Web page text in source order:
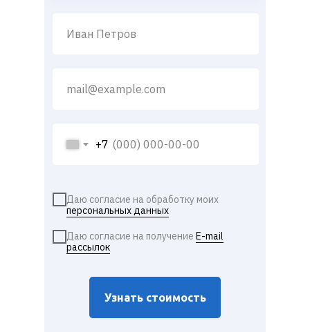
+7
Узнать стоимость
Даю согласие на обработку моих
персональных данных
Даю согласие на получение E-mail
рассылок